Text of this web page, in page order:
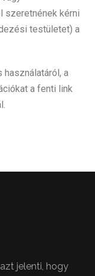
szeretnének kérni
testületet) a
a
a fenti link
jelenti, hogy